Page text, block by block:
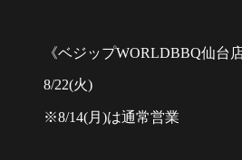
《ベジップWORLDBBQ仙台店
8/22(火)
※8/14(月)は通常営業